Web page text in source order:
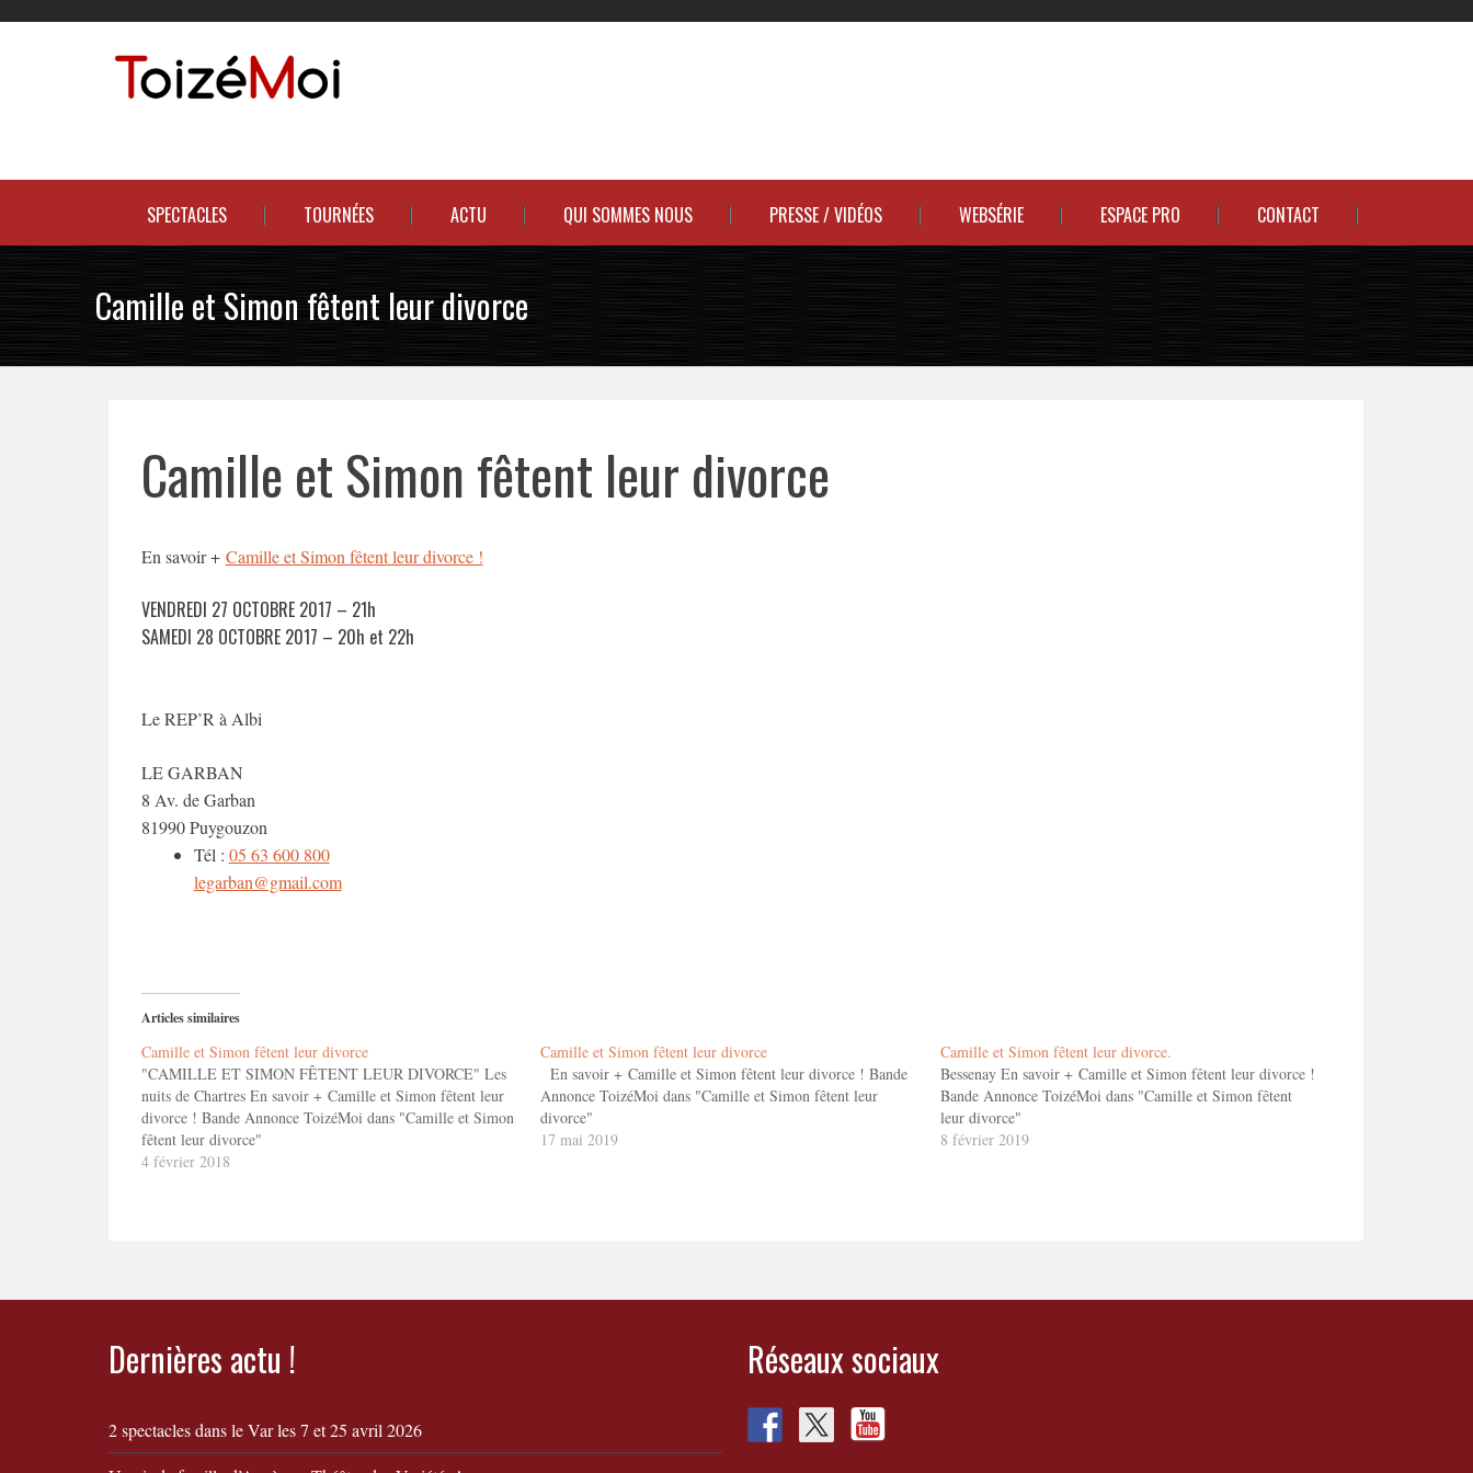
SPECTACLES TOURNÉES ACTU QUI SOMMES NOUS PRESSE / VIDÉOS WEBSÉRIE ESPACE PRO CONTACT
Camille et Simon fêtent leur divorce
Camille et Simon fêtent leur divorce
En savoir + Camille et Simon fêtent leur divorce !
VENDREDI 27 OCTOBRE 2017 – 21h
SAMEDI 28 OCTOBRE 2017 – 20h et 22h
Le REP’R à Albi
LE GARBAN
8 Av. de Garban
81990 Puygouzon
Tél : 05 63 600 800
legarban@gmail.com
Articles similaires
Camille et Simon fêtent leur divorce
"CAMILLE ET SIMON FÊTENT LEUR DIVORCE" Les
nuits de Chartres En savoir + Camille et Simon fêtent leur
divorce ! Bande Annonce ToizéMoi dans "Camille et Simon
fêtent leur divorce"
4 février 2018
Camille et Simon fêtent leur divorce
En savoir + Camille et Simon fêtent leur divorce ! Bande
Annonce ToizéMoi dans "Camille et Simon fêtent leur
divorce"
17 mai 2019
Camille et Simon fêtent leur divorce.
Bessenay En savoir + Camille et Simon fêtent leur divorce !
Bande Annonce ToizéMoi dans "Camille et Simon fêtent
leur divorce"
8 février 2019
Dernières actu !
2 spectacles dans le Var les 7 et 25 avril 2026
Réseaux sociaux